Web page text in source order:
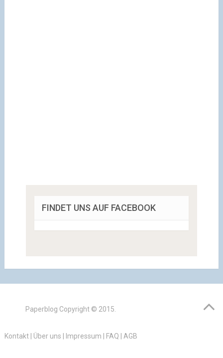
FINDET UNS AUF FACEBOOK
Paperblog Copyright © 2015.
Kontakt| Über uns Impressum FAQ AGB